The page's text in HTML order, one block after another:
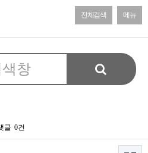
전체검색 메뉴
글 0건